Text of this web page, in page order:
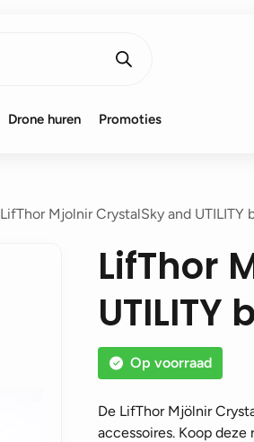
Drone huren Promoties
LifThor Mjolnir CrystalSky and UTILITY
LifThor
UTILITY
Op voorraad
De LifThor Mjölnir
accessoires. Koop